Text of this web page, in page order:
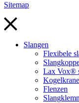
Sitemap
Slangen
Flexibele
Lax Vox®
Flenzen